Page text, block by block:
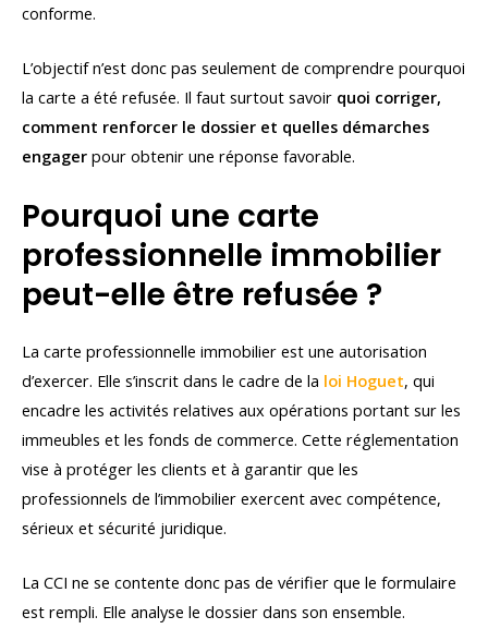
conforme.
L’objectif n’est donc pas seulement de comprendre pourquoi
la carte a été refusée. Il faut surtout savoir quoi corriger,
comment renforcer le dossier et quelles démarches
engager pour obtenir une réponse favorable.
Pourquoi une carte
professionnelle immobilier
peut-elle être refusée ?
La carte professionnelle immobilier est une autorisation
d’exercer. Elle s’inscrit dans le cadre de la loi Hoguet, qui
encadre les activités relatives aux opérations portant sur les
immeubles et les fonds de commerce. Cette réglementation
vise à protéger les clients et à garantir que les
professionnels de l’immobilier exercent avec compétence,
sérieux et sécurité juridique.
La CCI ne se contente donc pas de vérifier que le formulaire
est rempli. Elle analyse le dossier dans son ensemble.